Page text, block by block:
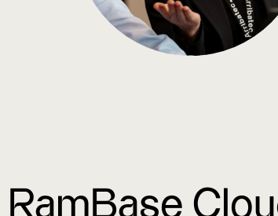
RamBase